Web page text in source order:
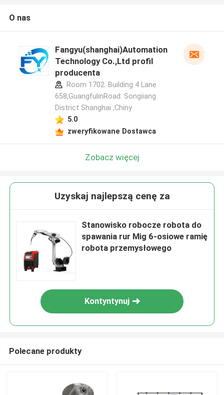
O nas
Fangyu(shanghai)Automation
Technology Co.,Ltd profil
producenta
Room 1702. Building 4 Lane
658,GuangfulinRoad. Songiiang
District Shanghai ,Chiny
5.0
zweryfikowane Dostawca
Zobacz więcej
Uzyskaj najlepszą cenę za
Stanowisko robocze robota do
spawania rur Mig 6-osiowe ramię
robota przemysłowego
Kontyntynuj
Polecane produkty